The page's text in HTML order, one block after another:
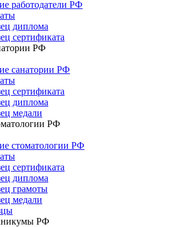
работодатели РФ
диплома
сертификата
РФ
санатории РФ
сертификата
диплома
медали
РФ
стоматологии РФ
сертификата
диплома
грамоты
медали
РФ